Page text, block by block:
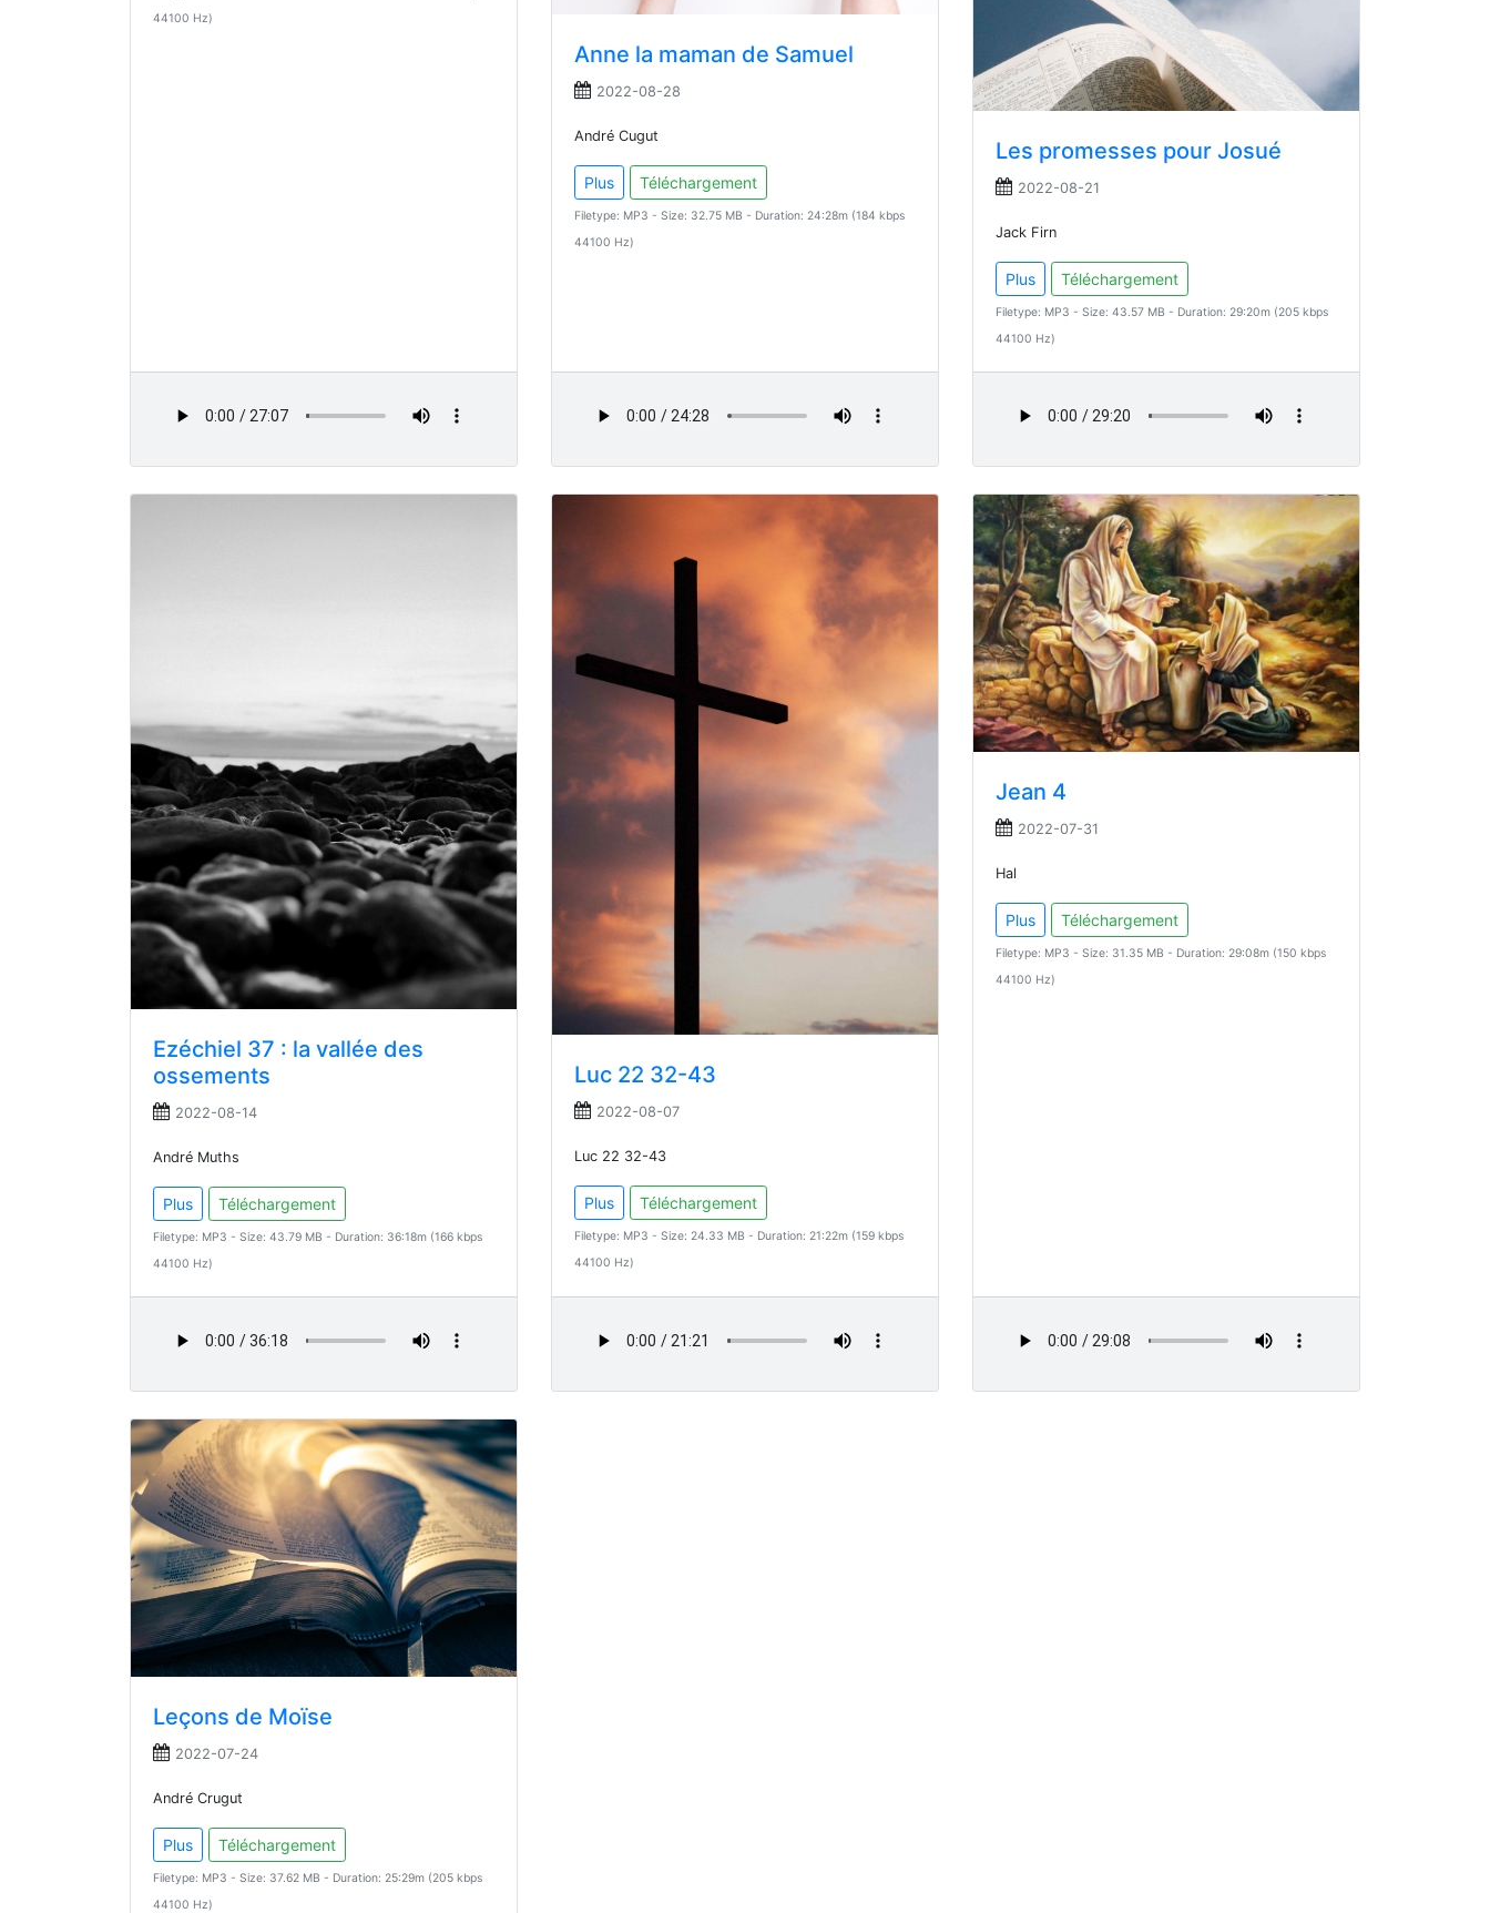
44100 Hz)
Anne la maman de Samuel
2022-08-28
André Cugut
Plus Téléchargement
Filetype: MP3 - Size: 32.75 MB - Duration: 24:28m (184 kbps
44100 Hz)
Les promesses pour Josué
2022-08-21
Jack Firn
Plus Téléchargement
Filetype: MP3 - Size: 43.57 MB - Duration: 29:20m (205 kbps
44100 Hz)
Ezéchiel 37 : la vallée des
ossements
2022-08-14
André Muths
Plus Téléchargement
Filetype: MP3 - Size: 43.79 MB - Duration: 36:18m (166 kbps
44100 Hz)
Luc 22 32-43
2022-08-07
Luc 22 32-43
Plus Téléchargement
Filetype: MP3 - Size: 24.33 MB - Duration: 21:22m (159 kbps
44100 Hz)
Jean 4
2022-07-31
Hal
Plus Téléchargement
Filetype: MP3 - Size: 31.35 MB - Duration: 29:08m (150 kbps
44100 Hz)
Leçons de Moïse
2022-07-24
André Crugut
Plus Téléchargement
Filetype: MP3 - Size: 37.62 MB - Duration: 25:29m (205 kbps
44100 Hz)